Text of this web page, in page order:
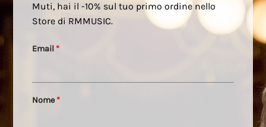
Muti, hai il -10% sul tuo primo ordine nello
Store di RMMUSIC.
Email *
Nome*